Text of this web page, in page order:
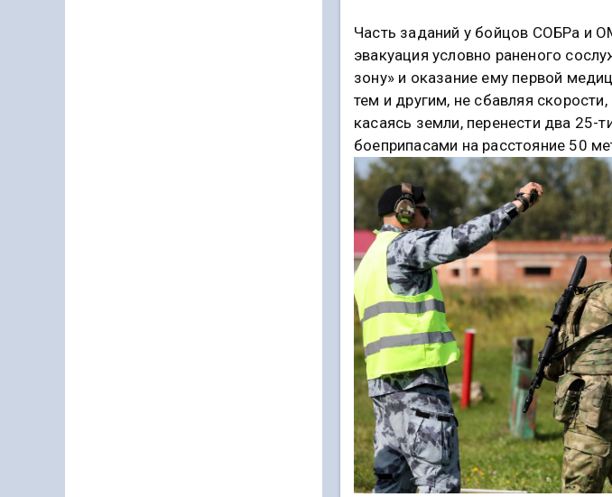
Часть заданий у бойцов СОБРа и
эвакуация условно раненого
зону» и оказание ему первой
тем и другим, не сбавляя
касаясь земли, перенести два 25-
боеприпасами на расстояние 50